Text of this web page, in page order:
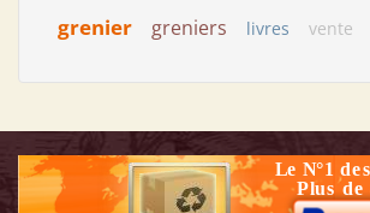
grenier greniers livres vente